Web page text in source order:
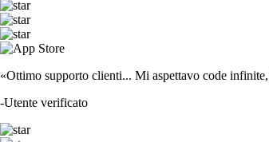
«Ottimo supporto clienti... Mi aspettavo code
-Utente verificato